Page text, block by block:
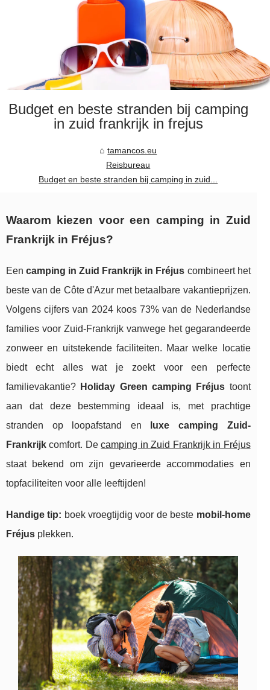
Budget en beste stranden bij camping
in zuid frankrijk in frejus
tamancos.eu
Reisbureau
Budget en beste stranden bij camping in zuid...
Waarom kiezen voor een camping in Zuid
Frankrijk in Fréjus?
Eencamping in Zuid Frankrijk in Fréjus combineert het
beste van de Côte d'Azur met betaalbare vakantieprijzen.
Volgens cijfers van 2024 koos 73% van de Nederlandse
families voor Zuid-Frankrijk vanwege het gegarandeerde
zonweer en uitstekende faciliteiten. Maar welke locatie
biedt echt alles wat je zoekt voor een perfecte
familievakantie? Holiday Green camping Fréjus toont
aan dat deze bestemming ideaal is, met prachtige
stranden op loopafstand en
luxe camping Zuid-
Frankrijk comfort. Decamping in Zuid Frankrijk in Fréjus
staat bekend om zijn gevarieerde accommodaties en
topfaciliteiten voor alle leeftijden!
Handige tip: boek vroegtijdig voor de beste mobil-home
Fréjus plekken.